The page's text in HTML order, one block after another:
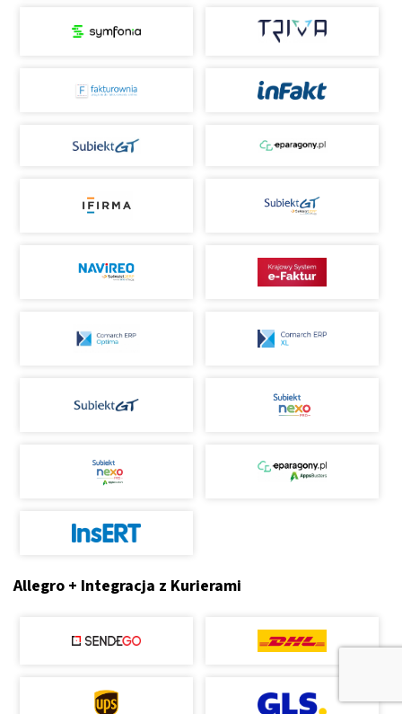
Allegro + Integracja z Kurierami